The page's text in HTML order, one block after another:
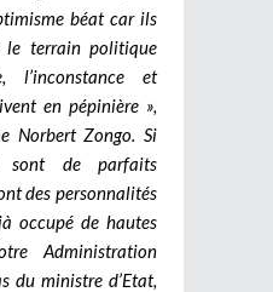
béat car ils
le terrain politique
et
en pépinière »,
Norbert Zongo. Si
sont de parfaits
des personnalités
occupé de hautes
Administration
du ministre d’Etat,